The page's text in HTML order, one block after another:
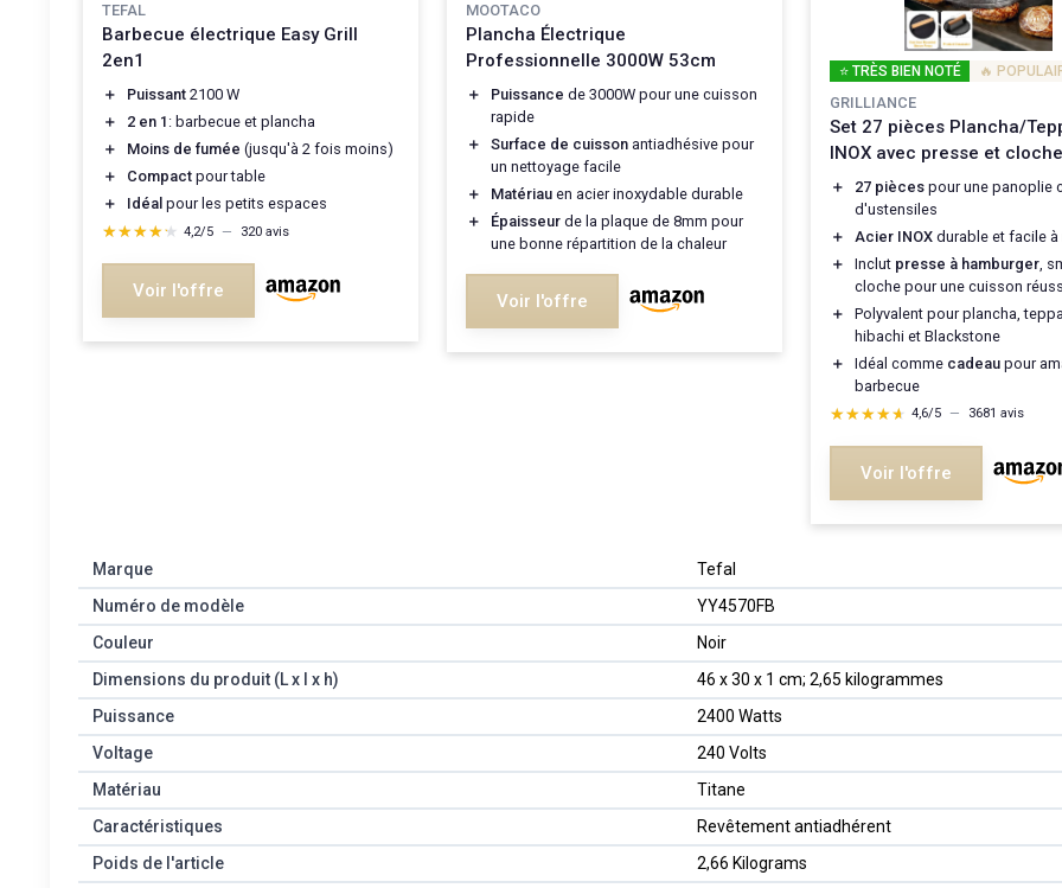
TEFAL
Barbecue électrique Easy Grill
2en1
＋ Puissant 2100 W
＋
2 en 1 : barbecue et plancha
＋
Moins de fumée (jusqu'à 2 fois moins)
＋
Compact pour table
＋
Idéal pour les petits espaces
★★★★★
★★★★★ 4,2/5 — 320 avis
Voir l'offre
MOOTACO
Plancha Électrique
Professionnelle 3000W 53cm
＋ Puissance de 3000W pour une cuisson
rapide
＋
Surface de cuisson antiadhésive pour
un nettoyage facile
＋
Matériau en acier inoxydable durable
＋
Épaisseur de la plaque de 8mm pour
une bonne répartition de la chaleur
Voir l'offre
⭐ TRÈS BIEN NOTÉ 🔥
GRILLIANCE
Set 27 pièces Plancha/
INOX avec presse et cloche
＋ 27 pièces pour une panoplie
d'ustensiles
＋
Acier INOX durable et facile à
＋
Inclut presse à hamburger ,
cloche pour une cuisson
＋
Polyvalent pour plancha,
hibachi et Blackstone
＋
Idéal comme cadeau pour
barbecue
★★★★★
★★★★★ 4,6/5 — 3681 avis
Voir l'offre
Marque
‎Tefal
Numéro de modèle
‎YY4570FB
Couleur
‎Noir
Dimensions du produit (L x l x h)
‎46 x 30 x 1 cm; 2,65 kilogrammes
Puissance
‎2400 Watts
Voltage
‎240 Volts
Matériau
‎Titane
Caractéristiques
‎Revêtement antiadhérent
Poids de l'article
‎2,66 Kilograms